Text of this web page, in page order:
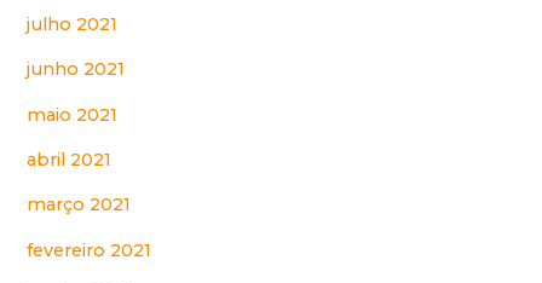
julho 2021
junho 2021
maio 2021
abril 2021
março 2021
fevereiro 2021